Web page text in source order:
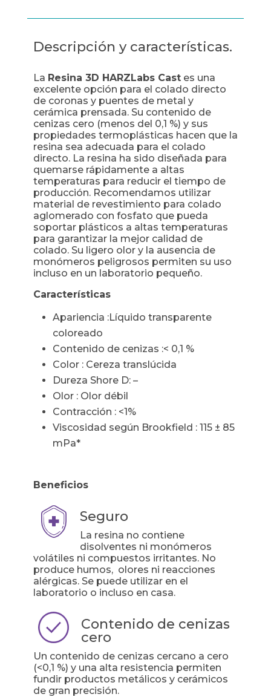
Descripción y características.
La Resina 3D HARZLabs Castes una
excelente opción para el colado directo
de coronas y puentes de metal y
cerámica prensada. Su contenido de
cenizas cero (menos del 0,1 %) y sus
propiedades termoplásticas hacen que la
resina sea adecuada para el colado
directo. La resina ha sido diseñada para
quemarse rápidamente a altas
temperaturas para reducir el tiempo de
producción. Recomendamos utilizar
material de revestimiento para colado
aglomerado con fosfato que pueda
soportar plásticos a altas temperaturas
para garantizar la mejor calidad de
colado. Su ligero olor y la ausencia de
monómeros peligrosos permiten su uso
incluso en un laboratorio pequeño.
Características
Apariencia :Líquido transparente
coloreado
Contenido de cenizas :< 0,1 %
Color : Cereza translúcida
Dureza Shore D: –
Olor : Olor débil
Contracción : <1%
Viscosidad según Brookfield : 115 ± 85
mPa*
Beneficios
Seguro
La resina no contiene
disolventes ni monómeros
volátiles ni compuestos irritantes. No
produce humos, olores ni reacciones
alérgicas. Se puede utilizar en el
laboratorio o incluso en casa.
Contenido de cenizas
cero
Un contenido de cenizas cercano a cero
(<0,1 %) y una alta resistencia permiten
fundir productos metálicos y cerámicos
de gran precisión.